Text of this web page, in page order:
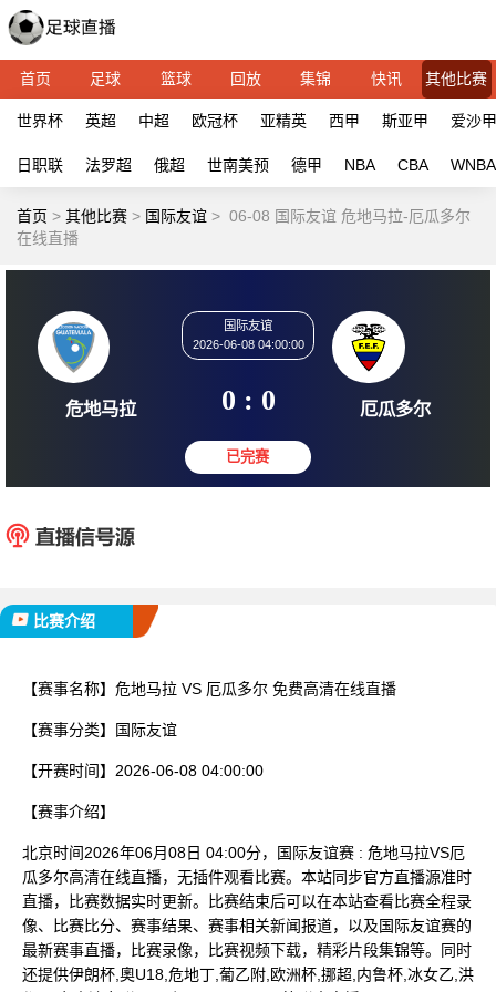
首页 足球 篮球 回放 集锦 快讯 其他比赛
世界杯 英超 中超 欧冠杯 亚精英 西甲 斯亚甲 爱沙甲
日职联 法罗超 俄超 世南美预 德甲 NBA CBA WNBA
首页 > 其他比赛 > 国际友谊 > 06-08 国际友谊 危地马拉-厄瓜多尔
在线直播
国际友谊
2026-06-08 04:00:00
0 : 0
比赛介绍
【赛事名称】 危地马拉 VS 厄瓜多尔 免费高清在线直播
【赛事分类】 国际友谊
【开赛时间】 2026-06-08 04:00:00
【赛事介绍】
北京时间2026年06月08日 04:00分，国际友谊赛 : 危地马拉VS厄
瓜多尔高清在线直播，无插件观看比赛。本站同步官方直播源准时
直播，比赛数据实时更新。比赛结束后可以在本站查看比赛全程录
像、比赛比分、赛事结果、赛事相关新闻报道，以及国际友谊赛的
最新赛事直播，比赛录像，比赛视频下载，精彩片段集锦等。同时
还提供伊朗杯,奧U18,危地丁,葡乙附,欧洲杯,挪超,内鲁杯,冰女乙,洪